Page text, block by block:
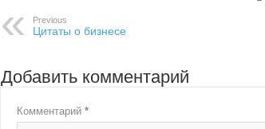
Previous
Цитаты о бизнесе
Добавить комментарий
Комментарий *